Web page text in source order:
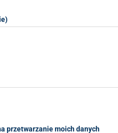
przetwarzanie moich danych